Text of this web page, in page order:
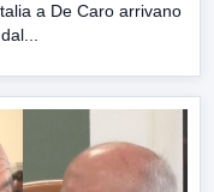
a De Caro arrivano